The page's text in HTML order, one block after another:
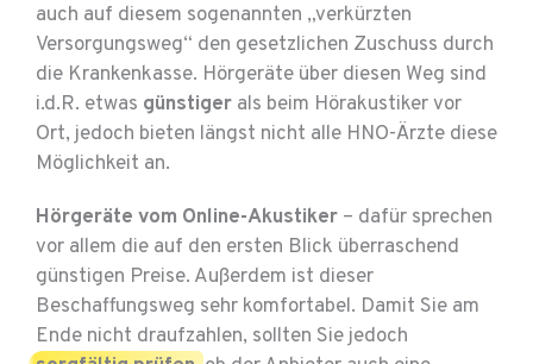
auch auf diesem sogenannten „verkürzten
Versorgungsweg“ den gesetzlichen Zuschuss durch
die Krankenkasse. Hörgeräte über diesen Weg sind
i.d.R. etwas günstiger als beim Hörakustiker vor
Ort, jedoch bieten längst nicht alle HNO-Ärzte diese
Möglichkeit an.
Hörgeräte vom Online-Akustiker – dafür sprechen
vor allem die auf den ersten Blick überraschend
günstigen Preise. Außerdem ist dieser
Beschaffungsweg sehr komfortabel. Damit Sie am
Ende nicht draufzahlen, sollten Sie jedoch